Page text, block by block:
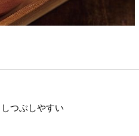
つぶしやすい